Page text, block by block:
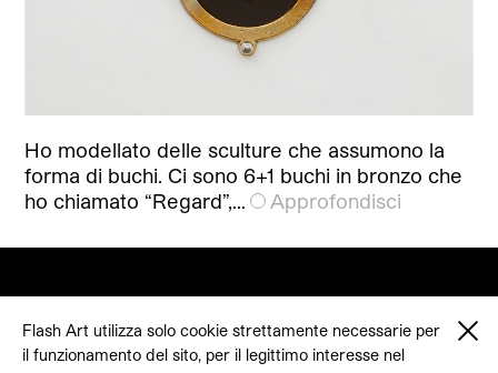
Flash Art utilizza solo cookie strettamente necessarie per
il funzionamento del sito, per il legittimo interesse nel
Ho modellato delle sculture che assumono la
forma di buchi. Ci sono 6+1 buchi in bronzo che
ho chiamato “Regard”,…
Approfondisci
© 2026 Flash Art